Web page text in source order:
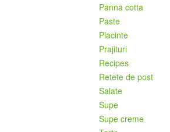
Panna cotta
Paste
Placinte
Prajituri
Recipes
Retete de post
Salate
Supe
Supe creme